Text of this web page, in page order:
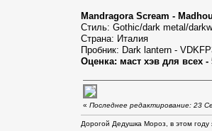
Mandragora Scream -
Cтиль: Gothic/dark metal/
Страна: Италия
Пробник: Dark lantern -
Оценка: маст хэв для всех -
« Последнее редактирование: 23
Дорогой Дедушка Мороз, в этом